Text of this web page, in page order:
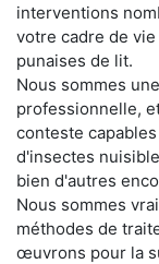
interventions
votre cadre de
punaises de lit.
Nous sommes
professionnelle,
conteste
d'insectes
bien d'autres
Nous sommes
méthodes de
œuvrons pour la